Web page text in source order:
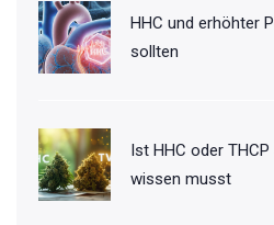
HHC und erhöhter
sollten
Ist HHC oder
wissen musst